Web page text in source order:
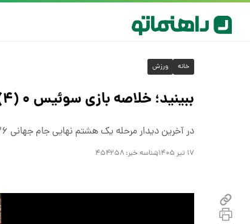
خانه ورزش
ببینید؛ خلاصه بازی سوئیس ۰ (۴) - کلمبیا ۰ (۳) در جام جهانی
در آخرین دیدار مرحله یک هشتم نهایی جام جهانی ۲۰۲۶، تیم‌های کلمبیا و سوئیس به مصاف هم رفتند
۱۷ تیر ۱۴۰۵ شناسه خبر: ۴۵۴۲۵۸